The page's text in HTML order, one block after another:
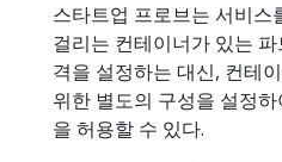
스타트업 프로브는 서비스
걸리는 컨테이너가 있는
격을 설정하는 대신, 컨테
위한 별도의 구성을 설정
을 허용할 수 있다.